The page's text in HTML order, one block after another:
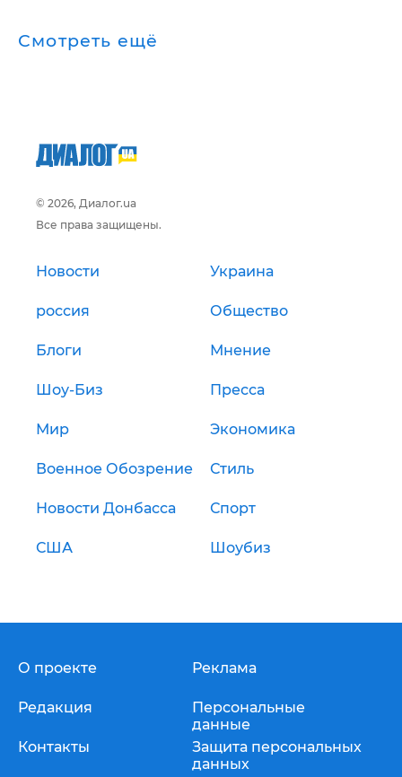
Смотреть ещё
© 2026, Диалог.ua
Все права защищены.
Новости Украина
россия Общество
Блоги Мнение
Шоу-Биз Пресса
Мир Экономика
Военное Обозрение Стиль
Новости Донбасса Спорт
США Шоубиз
О проекте
Редакция
Контакты
Реклама
Персональные
данные
Защита персональных
данных